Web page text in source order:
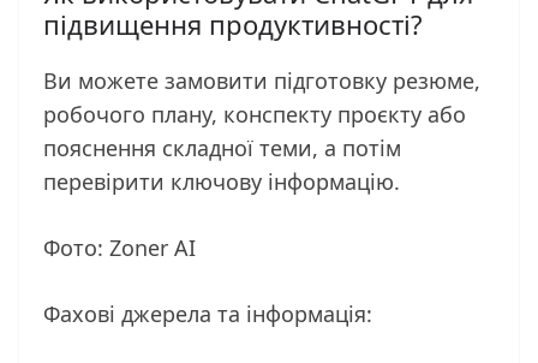
підвищення продуктивності?
Ви можете замовити підготовку резюме,
робочого плану, конспекту проєкту або
пояснення складної теми, а потім
перевірити ключову інформацію.
Фото: Zoner AI
Фахові джерела та інформація: